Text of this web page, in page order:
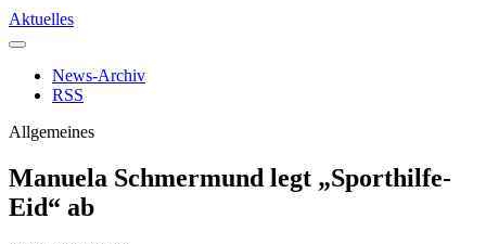
Aktuelles
News-Archiv
RSS
Allgemeines
Manuela Schmermund legt „Sporthilfe-
Eid“ ab